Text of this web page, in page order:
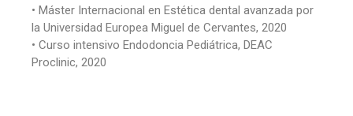
• Máster Internacional en Estética dental avanzada por
la Universidad Europea Miguel de Cervantes, 2020
• Curso intensivo Endodoncia Pediátrica, DEAC
Proclinic, 2020